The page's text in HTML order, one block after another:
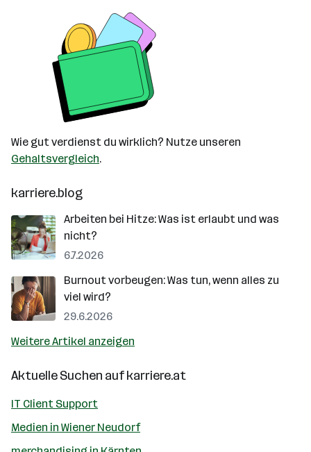
Wie gut verdienst du wirklich? Nutze unseren
Gehaltsvergleich.
karriere.blog
Arbeiten bei Hitze: Was ist erlaubt und was
nicht?
6.7.2026
Burnout vorbeugen: Was tun, wenn alles zu
viel wird?
29.6.2026
Weitere Artikel anzeigen
Aktuelle Suchen aufkarriere.at
IT Client Support
Medien in Wiener Neudorf